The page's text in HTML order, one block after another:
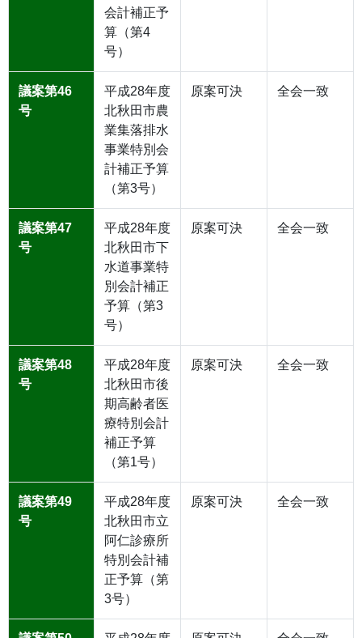
会計補正予
算（第4
号）
議案第46
号
平成28年度
北秋田市農
業集落排水
事業特別会
計補正予算
（第3号）
原案可決 全会一致
議案第47
号
平成28年度
北秋田市下
水道事業特
別会計補正
予算（第3
号）
原案可決 全会一致
議案第48
号
平成28年度
北秋田市後
期高齢者医
療特別会計
補正予算
（第1号）
原案可決 全会一致
議案第49
号
平成28年度
北秋田市立
阿仁診療所
特別会計補
正予算（第
3号）
原案可決 全会一致